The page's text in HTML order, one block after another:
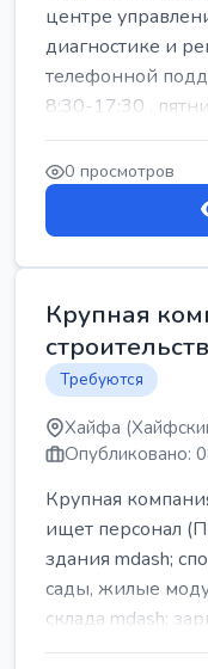
центре
диагностике и
телефонной
8:30-17:30 ,
0 просмотров
Крупная
Требуются
Хайфа
Опубликовано:
Крупная
ищет персонал
здания mdash;
сады, жилые
склада mdash;